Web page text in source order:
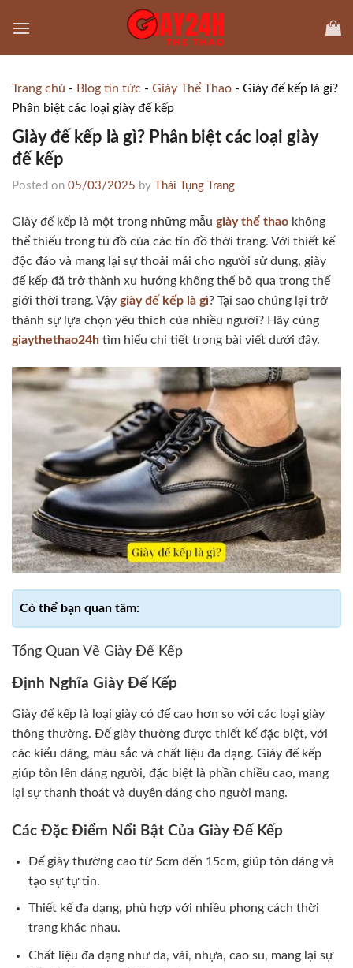
Trang chủ - Blog tin tức - Giày Thể Thao - Giày đế kếp là gì​?
Phân biệt các loại giày đế kếp
Giày đế kếp là gì​? Phân biệt các loại giày
đế kếp
Posted on 05/03/2025 by Thái Tụng Trang
Giày đế kếp là một trong những mẫu giày thể thao không
thể thiếu trong tủ đồ của các tín đồ thời trang. Với thiết kế
độc đáo và mang lại sự thoải mái cho người sử dụng, giày
đế kếp đã trở thành xu hướng không thể bỏ qua trong thế
giới thời trang. Vậy giày đế kếp là gì? Tại sao chúng lại trở
thành sự lựa chọn yêu thích của nhiều người? Hãy cùng
giaythethao24h tìm hiểu chi tiết trong bài viết dưới đây.
Tổng Quan Về Giày Đế Kếp
Định Nghĩa Giày Đế Kếp
Giày đế kếp là loại giày có đế cao hơn so với các loại giày
thông thường. Đế giày thường được thiết kế đặc biệt, với
các kiểu dáng, màu sắc và chất liệu đa dạng. Giày đế kếp
giúp tôn lên dáng người, đặc biệt là phần chiều cao, mang
lại sự thanh thoát và duyên dáng cho người mang.
Các Đặc Điểm Nổi Bật Của Giày Đế Kếp
Đế giày thường cao từ 5cm đến 15cm, giúp tôn dáng và
tạo sự tự tin.
Thiết kế đa dạng, phù hợp với nhiều phong cách thời
trang khác nhau.
Chất liệu đa dạng như da, vải, nhựa, cao su, mang lại sự